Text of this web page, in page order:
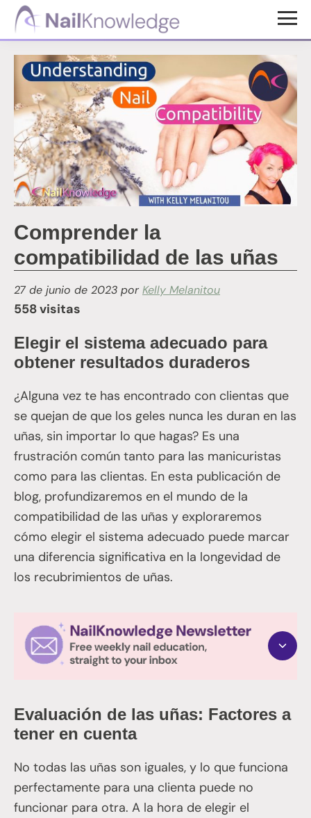
Saltar
principal
Saltar
página
Conocimientos
de
uñas
Comprender la
compatibilidad de las uñas
27 de junio de 2023 porKelly Melanitou
558 visitas
Elegir el sistema adecuado para
obtener resultados duraderos
¿Alguna vez te has encontrado con clientas que
se quejan de que los geles nunca les duran en las
uñas, sin importar lo que hagas? Es una
frustración común tanto para las manicuristas
como para las clientas. En esta publicación de
blog, profundizaremos en el mundo de la
compatibilidad de las uñas y exploraremos
cómo elegir el sistema adecuado puede marcar
una diferencia significativa en la longevidad de
los recubrimientos de uñas.
Evaluación de las uñas: Factores a
tener en cuenta
No todas las uñas son iguales, y lo que funciona
perfectamente para una clienta puede no
funcionar para otra. A la hora de elegir el